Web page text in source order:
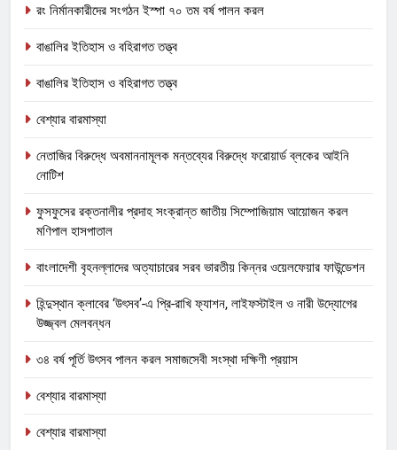
রং নির্মানকারীদের সংগঠন ইস্পা ৭০ তম বর্ষ পালন করল
বাঙালির ইতিহাস ও বহিরাগত তত্ত্ব
বাঙালির ইতিহাস ও বহিরাগত তত্ত্ব
বেশ্যার বারমাস্যা
নেতাজির বিরুদ্ধে অবমাননামূলক মন্তব্যের বিরুদ্ধে ফরোয়ার্ড ব্লকের আইনি
নোটিশ
ফুসফুসের রক্তনালীর প্রদাহ সংক্রান্ত জাতীয় সিম্পোজিয়াম আয়োজন করল
মণিপাল হাসপাতাল
বাংলাদেশী বৃহনল্লাদের অত্যাচারের সরব ভারতীয় কিন্নর ওয়েলফেয়ার ফাউন্ডেশন
হিন্দুস্থান ক্লাবের ‘উৎসব’-এ প্রি-রাখি ফ্যাশন, লাইফস্টাইল ও নারী উদ্যোগের
উজ্জ্বল মেলবন্ধন
৩৪ বর্ষ পূর্তি উৎসব পালন করল সমাজসেবী সংস্থা দক্ষিণী প্রয়াস
বেশ্যার বারমাস্যা
বেশ্যার বারমাস্যা